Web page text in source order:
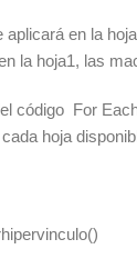
aplicará en la
la hoja1, las
código For
hoja